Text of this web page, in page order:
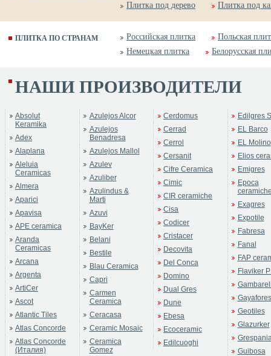
Плитка под дерево
Плитка под
ПЛИТКА ПО СТРАНАМ Российская плитка
Польская
Немецкая плитка
Белорусская
НАШИ ПРОИЗВОДИТЕЛИ
Absolut
Keramika
Adex
Alaplana
Aleluia
Ceramicas
Almera
Aparici
Apavisa
APE ceramica
Aranda
Ceramicas
Arcana
Argenta
ArtiCer
Ascot
Atlantic Tiles
Atlas Concorde
Atlas Concorde
(Италия)
Azulejos Alcor
Azulejos
Benadresa
Azulejos Mallol
Azulev
Azuliber
Azulindus &
Marti
Azuvi
BayKer
Belani
Bestile
Blau Ceramica
Capri
Carmen
Ceramica
Ceracasa
Ceramic Mosaic
Ceramica
Gomez
Cerdomus
Cerrad
Cerrol
Cersanit
Cifre Ceramica
Cimic
CIR ceramiche
Cisa
Codicer
Cristacer
Decovita
Del Conca
Domino
Dual Gres
Dune
Ebesa
Ecoceramic
Edilcuoghi
Edilgres
EL Barco
EL Molino
Elios
Emigres
Epoca
Exagres
Expotile
Fabresa
Fanal
FAP
Flaviker
Gayafores
Geotiles
Glazurker
Guibosa